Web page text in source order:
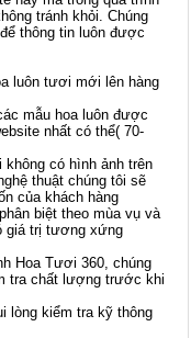
tránh khỏi. Chúng
thông tin luôn được
luôn tươi mới lên hàng
mẫu hoa luôn được
nhất có thể( 70-
có hình ảnh trên
thuật chúng tôi sẽ
của khách hàng
biệt theo mùa vụ và
giá trị tương xứng
Hoa Tươi 360, chúng
tra chất lượng trước khi
lòng kiểm tra kỹ thông